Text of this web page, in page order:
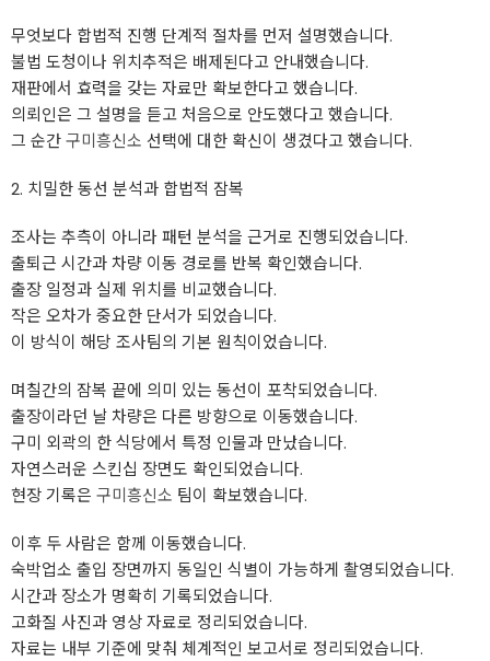
무엇보다 합법적 진행 단계적 절차를 먼저 설명했습니다.
불법 도청이나 위치추적은 배제된다고 안내했습니다.
재판에서 효력을 갖는 자료만 확보한다고 했습니다.
의뢰인은 그 설명을 듣고 처음으로 안도했다고 했습니다.
그 순간구미흥신소 선택에 대한 확신이 생겼다고 했습니다.
2. 치밀한 동선 분석과 합법적 잠복
조사는 추측이 아니라 패턴 분석을 근거로 진행되었습니다.
출퇴근 시간과 차량 이동 경로를 반복 확인했습니다.
출장 일정과 실제 위치를 비교했습니다.
작은 오차가 중요한 단서가 되었습니다.
이 방식이 해당 조사팀의 기본 원칙이었습니다.
며칠간의 잠복 끝에 의미 있는 동선이 포착되었습니다.
출장이라던 날 차량은 다른 방향으로 이동했습니다.
구미 외곽의 한 식당에서 특정 인물과 만났습니다.
자연스러운 스킨십 장면도 확인되었습니다.
현장 기록은 구미흥신소 팀이 확보했습니다.
이후 두 사람은 함께 이동했습니다.
숙박업소 출입 장면까지 동일인 식별이 가능하게 촬영되었습니다.
시간과 장소가 명확히 기록되었습니다.
고화질 사진과 영상 자료로 정리되었습니다.
자료는 내부 기준에 맞춰 체계적인 보고서로 정리되었습니다.